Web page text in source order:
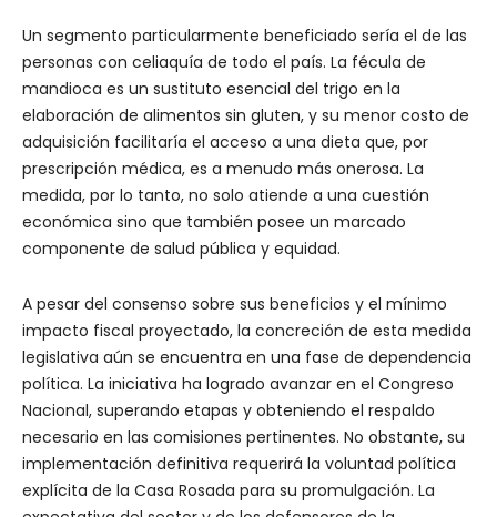
Un segmento particularmente beneficiado sería el de las
personas con celiaquía de todo el país. La fécula de
mandioca es un sustituto esencial del trigo en la
elaboración de alimentos sin gluten, y su menor costo de
adquisición facilitaría el acceso a una dieta que, por
prescripción médica, es a menudo más onerosa. La
medida, por lo tanto, no solo atiende a una cuestión
económica sino que también posee un marcado
componente de salud pública y equidad.
A pesar del consenso sobre sus beneficios y el mínimo
impacto fiscal proyectado, la concreción de esta medida
legislativa aún se encuentra en una fase de dependencia
política. La iniciativa ha logrado avanzar en el Congreso
Nacional, superando etapas y obteniendo el respaldo
necesario en las comisiones pertinentes. No obstante, su
implementación definitiva requerirá la voluntad política
explícita de la Casa Rosada para su promulgación. La